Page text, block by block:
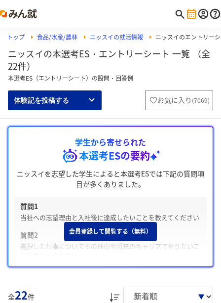
トップ 食品/水産/農林 ニッスイの就活情報 ニッスイのエントリー
ニッスイの本選考ES・エントリーシート 一覧 （全
22件）
本選考ES（エントリーシート）の設問・回答例
体験記を投稿する お気に入り (7069)
学生から寄せられた
本選考ESの要約
ニッスイを志望した学生によると本選考ESでは下記の質問項
目が多くありました。
質問1
当社への志望理由と入社後に達成したいことを教えてください
質問2
選択した仕事についてその理由や将来のキャリアでやりたいこ
ください
会員登録して閲覧する（無料）
全22件